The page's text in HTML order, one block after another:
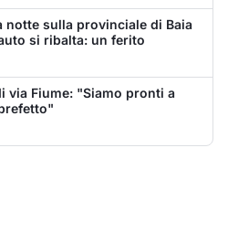
notte sulla provinciale di Baia
si ribalta: un ferito
via Fiume: "Siamo pronti a